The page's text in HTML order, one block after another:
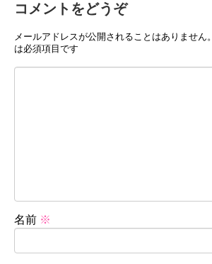
コメントをどうぞ
メールアドレスが公開されることはありません。
は必須項目です
名前 ※